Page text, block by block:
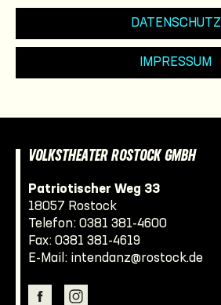
DATENSCHUTZ
IMPRESSUM
VOLKSTHEATER ROSTOCK GMBH
Patriotischer Weg 33
18057 Rostock
Telefon: 0381 381-4600
Fax: 0381 381-4619
E-Mail: intendanz@rostock.de